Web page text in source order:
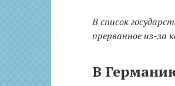
В список
прерванное из-за
В